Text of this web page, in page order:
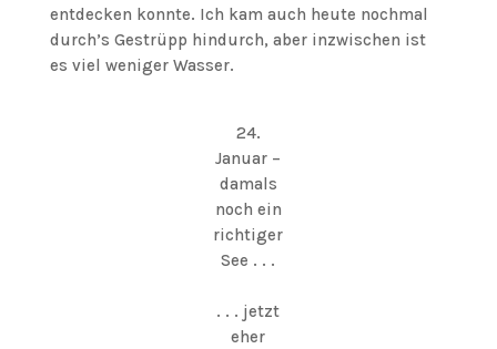
entdecken konnte. Ich kam auch heute nochmal
durch’s Gestrüpp hindurch, aber inzwischen ist
es viel weniger Wasser.
24.
Januar –
damals
noch ein
richtiger
See . . .
. . . jetzt
eher